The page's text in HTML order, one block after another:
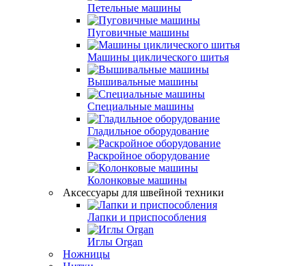
Петельные машины
Пуговичные машины
Машины циклического шитья
Вышивальные машины
Специальные машины
Гладильное оборудование
Раскройное оборудование
Колонковые машины
Аксессуары для швейной техники
Лапки и приспособления
Иглы Organ
Ножницы